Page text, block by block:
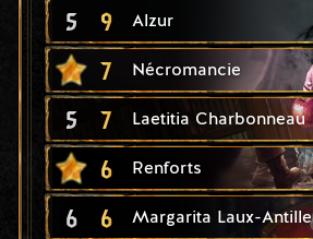
5 9 Alzur
7 Nécromancie
5 7 Laetitia Charbonneau
6 Renforts
6 6 Margarita Laux-Antille